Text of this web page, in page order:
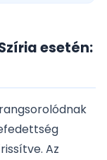
esetén:
Az